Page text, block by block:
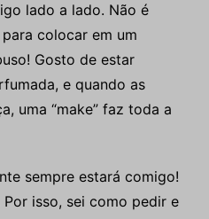
lado a lado. Não é
colocar em um
Gosto de estar
e quando as
uma “make” faz toda a
sempre estará comigo!
isso, sei como pedir e